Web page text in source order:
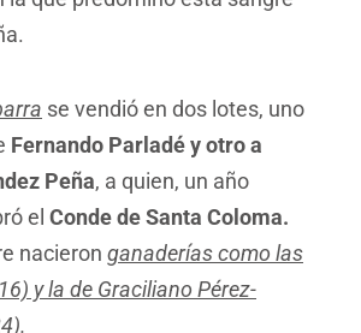
se vendió en dos lotes, uno
Fernando Parladé y otro a
Peña, a quien, un año
el Conde de Santa Coloma.
nacieron ganaderías como las
y la de Graciliano Pérez-